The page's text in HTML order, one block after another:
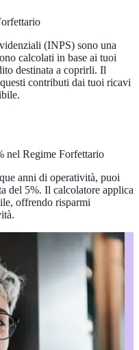
(INPS) sono una
calcolati in base ai tuoi
destinata a coprirli. Il
contributi dai tuoi ricavi
nel Regime Forfettario
anni di operatività, puoi
del 5%. Il calcolatore applica
offrendo risparmi